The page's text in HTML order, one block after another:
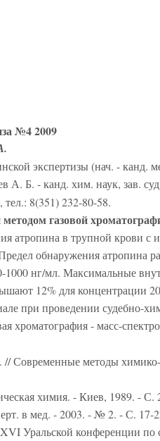
№4 2009
экспертизы (нач. -
А. Б. - канд. хим. наук, зав.
8(351) 232-80-58.
газовой
атропина в трупной крови с
обнаружения атропина
1000 нг/мл. Максимальные
12% для концентрации
при проведении судебно-
хроматография - масс-
методы химико-
химия. - Киев, 1989. - С.
в мед. - 2003. - № 2. - С. 17-
Уральской конференции по